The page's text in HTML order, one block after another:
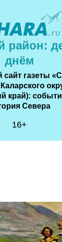
район:
днём
газеты
край):
Cевера
16+